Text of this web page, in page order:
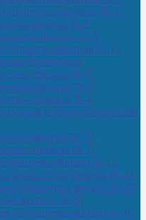
библиотека-филиал № 15
филиал № 6
филиал № 5
филиал № 13
библиотека
филиал № 8
филиал № 9
филиал № 4
библиотека-филиал
филиал № 22
филиал № 11
филиал № 12
библиотека-филиал № 14
библиотека-филиал № 19
филиал № 20
библиотека-филиал № 16